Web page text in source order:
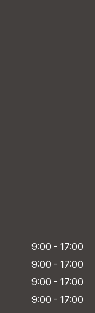
9:00 - 17:00
9:00 - 17:00
9:00 - 17:00
9:00 - 17:00